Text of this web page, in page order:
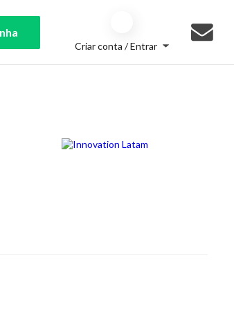
Criar conta / Entrar